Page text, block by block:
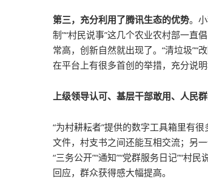
第三，充分利用了腾讯生态的优势。
制”“村民说事”这几个农业农村部一直
常高，创新自然就出现了。“清垃圾”“
在平台上有很多首创的举措，充分说明
上级领导认可、基层干部敢用、人民
“为村耕耘者”提供的数字工具箱里有
文件，村支书之间还能互相交流；另
“三务公开”“通知”“党群服务日记”“村
回应，群众获得感大幅提高。